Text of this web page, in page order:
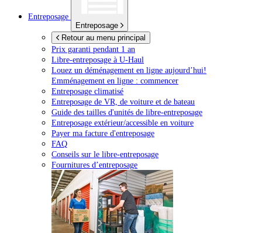
Entreposage
Entreposage
Retour au menu principal
Prix garanti pendant 1 an
Libre-entreposage à U-Haul
Louez un déménagement en ligne aujourd’hui!
Emménagement en ligne : commencer
Entreposage climatisé
Entreposage de VR, de voiture et de bateau
Guide des tailles d'unités de libre-entreposage
Entreposage extérieur/accessible en voiture
Payer ma facture d'entreposage
FAQ
Conseils sur le libre-entreposage
Fournitures d’entreposage